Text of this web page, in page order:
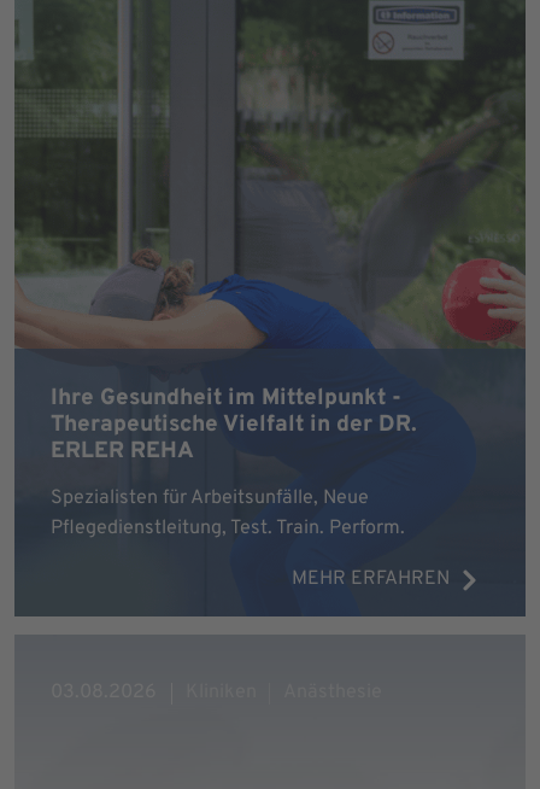
Ihre Gesundheit im Mittelpunkt -
Therapeutische Vielfalt in der DR.
ERLER REHA
Spezialisten für Arbeitsunfälle, Neue
Pflegedienstleitung, Test. Train. Perform.
MEHR ERFAHREN